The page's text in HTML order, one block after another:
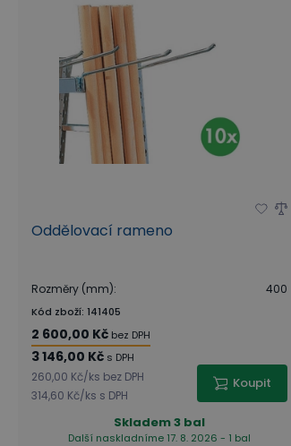
Oddělovací rameno
Rozměry (mm): 400
Kód zboží: 141405
2 600,00 Kč bez DPH
3 146,00 Kč s DPH
260,00 Kč/ks bez DPH
314,60 Kč/ks s DPH
Koupit
Skladem3 bal
Další naskladníme 17. 8. 2026 - 1 bal